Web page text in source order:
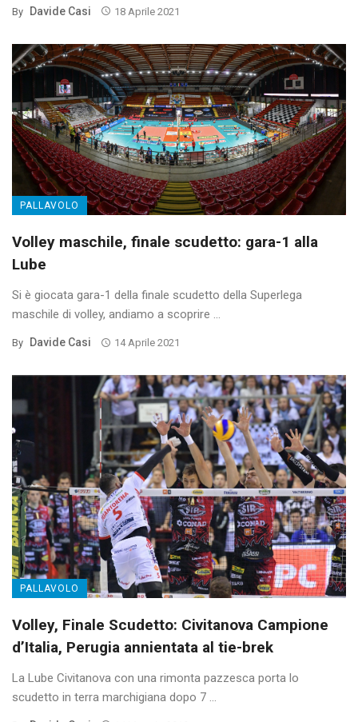
By Davide Casi 18 Aprile 2021
PALLAVOLO
Volley maschile, finale scudetto: gara-1 alla
Lube
Si è giocata gara-1 della finale scudetto della Superlega
maschile di volley, andiamo a scoprire ...
By Davide Casi 14 Aprile 2021
PALLAVOLO
Volley, Finale Scudetto: Civitanova Campione
d’Italia, Perugia annientata al tie-brek
La Lube Civitanova con una rimonta pazzesca porta lo
scudetto in terra marchigiana dopo 7 ...